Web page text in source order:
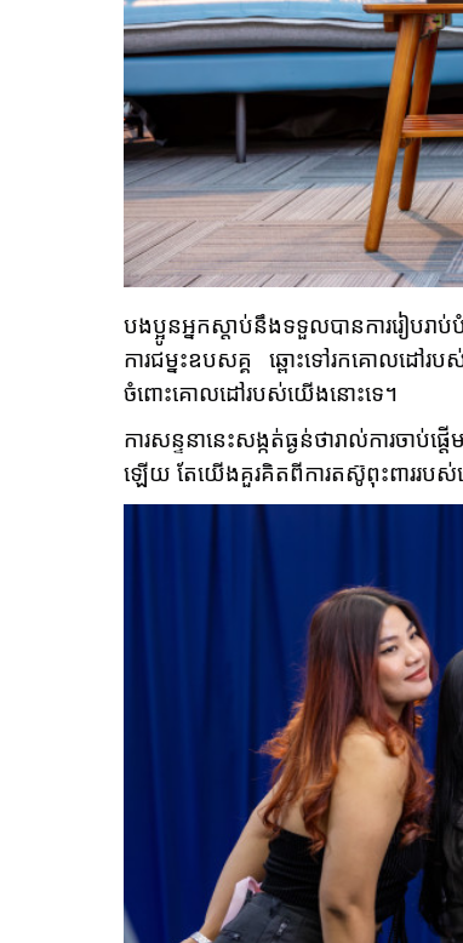
បងប្អូនអ្នកស្តាប់នឹងទទួលបានការរៀ
ការជម្នះឧបសគ្គ ឆ្ពោះទៅរកគោលដ
ចំពោះគោលដៅរបស់យើងនោះទេ។
ការ​សន្ទនា​នេះ​សង្កត់​ធ្ងន់​ថារាល់ការចា
ឡើយ តែយើងគួរគិតពីការតស៊ូពុះពាររបស់យ